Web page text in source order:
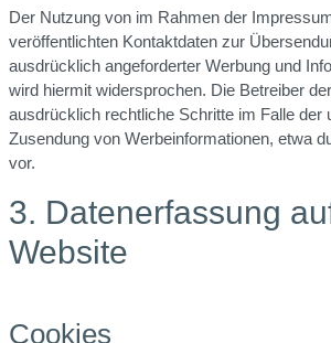
Der Nutzung von im Rahmen der
veröffentlichten Kontaktdaten zur
ausdrücklich angeforderter Werbung und
wird hiermit widersprochen. Die Betreiber
ausdrücklich rechtliche Schritte im Falle der
Zusendung von Werbeinformationen, etwa
vor.
3. Datenerfassung
Website
Cookies